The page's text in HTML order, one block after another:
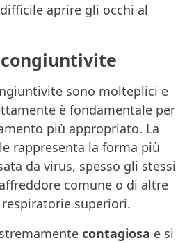
aprire gli occhi al
sono molteplici e
è fondamentale per
più appropriato. La
rappresenta la forma più
da virus, spesso gli stessi
comune o di altre
superiori.
contagiosa e si